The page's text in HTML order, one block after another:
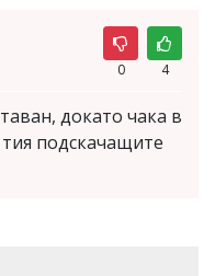
0 4
докато чака в
подскачащите